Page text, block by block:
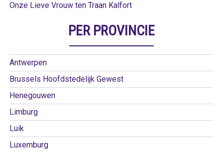
Onze Lieve Vrouw ten Traan Kalfort
PER PROVINCIE
Antwerpen
Brussels Hoofdstedelijk Gewest
Henegouwen
Limburg
Luik
Luxemburg